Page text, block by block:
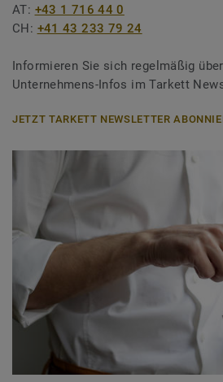
AT: +43 1 716 44 0
CH: +41 43 233 79 24
Informieren Sie sich regelmäßig
Unternehmens-Infos im Tarkett
JETZT TARKETT NEWSLETTER